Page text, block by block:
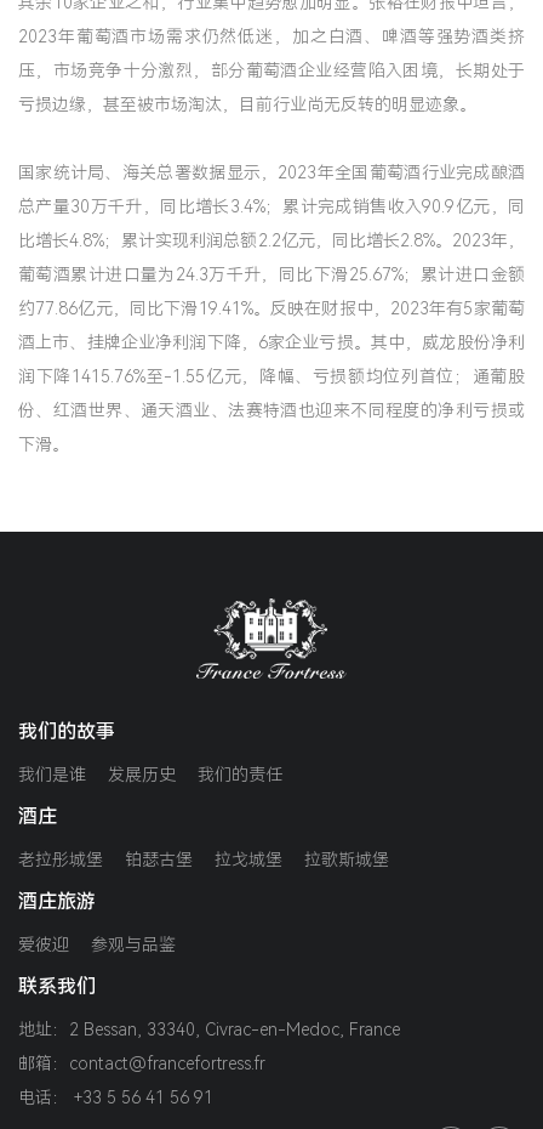
2023年葡萄酒市场需求仍然低迷，加之白酒、啤酒等强势酒类挤
压，市场竞争十分激烈，部分葡萄酒企业经营陷入困境，长期处于
亏损边缘，甚至被市场淘汰，目前行业尚无反转的明显迹象。
国家统计局、海关总署数据显示，2023年全国葡萄酒行业完成酿酒
总产量30万千升，同比增长3.4%；累计完成销售收入90.9亿元，同
比增长4.8%；累计实现利润总额2.2亿元，同比增长2.8%。2023年，
葡萄酒累计进口量为24.3万千升，同比下滑25.67%；累计进口金额
约77.86亿元，同比下滑19.41%。反映在财报中，2023年有5家葡萄
酒上市、挂牌企业净利润下降，6家企业亏损。其中，威龙股份净利
润下降1415.76%至-1.55亿元，降幅、亏损额均位列首位；通葡股
份、红酒世界、通天酒业、法赛特酒也迎来不同程度的净利亏损或
下滑。
我们的故事
我们是谁 发展历史 我们的责任
酒庄
老拉彤城堡 铂瑟古堡 拉戈城堡 拉歌斯城堡
酒庄旅游
爱彼迎 参观与品鉴
联系我们
地址：2 Bessan, 33340, Civrac-en-Medoc, France
邮箱：contact@francefortress.fr
电话： +33 5 56 41 56 91